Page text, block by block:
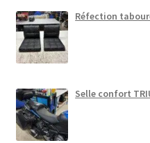
Réfection
Selle confort